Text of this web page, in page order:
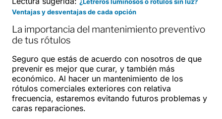
Ventajas y desventajas de cada opción
La importancia del mantenimiento preventivo
de tus rótulos
Seguro que estás de acuerdo con nosotros de que
prevenir es mejor que curar, y también más
económico. Al hacer un mantenimiento de los
rótulos comerciales exteriores con relativa
frecuencia, estaremos evitando futuros problemas y
caras reparaciones.